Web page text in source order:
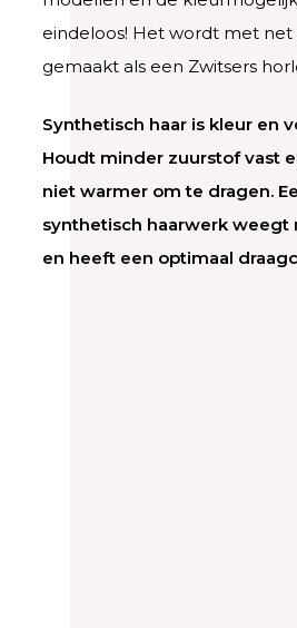
eindeloos! Het wordt met net
gemaakt als een Zwitsers
Synthetisch haar is kleur en
Houdt minder zuurstof vast
niet warmer om te dragen.
synthetisch haarwerk weegt
en heeft een optimaal